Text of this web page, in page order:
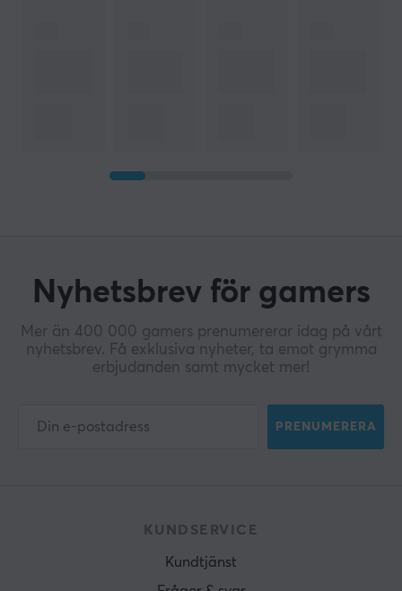
Nyhetsbrev för gamers
Mer än 400 000 gamers prenumererar idag på vårt
nyhetsbrev. Få exklusiva nyheter, ta emot grymma
erbjudanden samt mycket mer!
PRENUMERERA
KUNDSERVICE
Kundtjänst